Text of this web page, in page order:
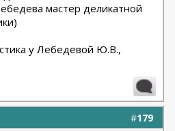
мастер деликатной
у Лебедевой Ю.В.,
#179